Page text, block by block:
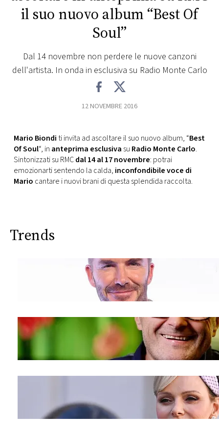
FOTO
TV
PRINCIPATO
DI
MONACO
il suo nuovo album “Best Of
Soul”
Dal 14 novembre non perdere le nuove canzoni
dell'artista. In onda in esclusiva su Radio Monte Carlo
12 NOVEMBRE 2016
Mario Biondi ti invita ad ascoltare il suo nuovo album, “Best
Of Soul“, in anteprima esclusiva su Radio Monte Carlo.
Sintonizzati su RMCdal 14 al 17 novembre: potrai
emozionarti sentendo la calda, inconfondibile voce di
Mario cantare i nuovi brani di questa splendida raccolta.
Trends